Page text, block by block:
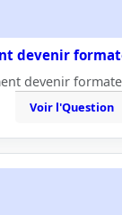
devenir
devenir
Voir l'Question